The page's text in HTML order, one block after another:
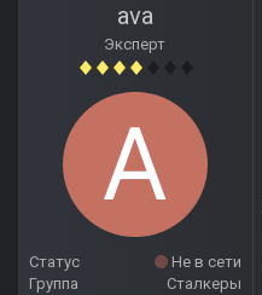
ava
Эксперт
Статус
Не в сети
Группа
Сталкеры